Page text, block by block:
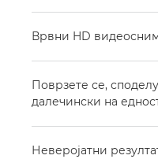
Врвни HD
Поврзете се,
далечински на
Неверојатни